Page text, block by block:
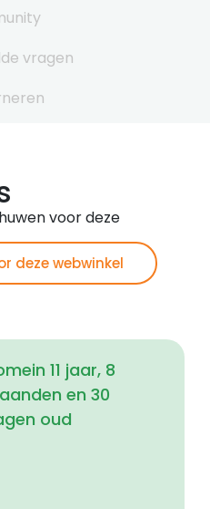
vragen
voor deze
deze webwinkel
11 jaar, 8
en 30
oud